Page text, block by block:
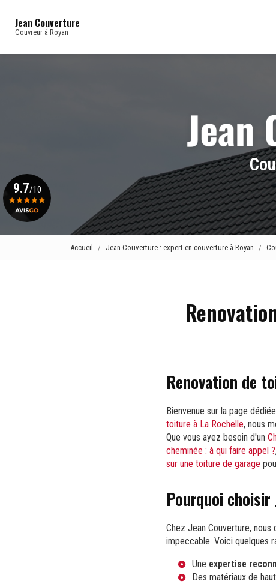
contenu
Jean Couverture
Couvreur à Royan
9.7/10
Accueil Jean Couverture : expert en couverture à Royan
Renovation de
Bienvenue sur la page
toiture à La Rochelle, nous
Que vous ayez besoin d'un
cheminée : à qui faire appel ?
sur une toiture de garage
Pourquoi
Chez Jean Couverture, nous
impeccable. Voici quelques
Une expertise
Des matériaux de